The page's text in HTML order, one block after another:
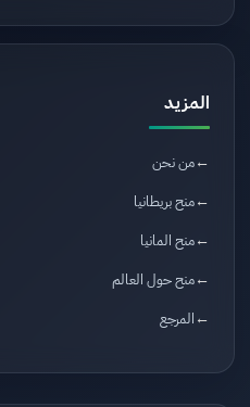
المزيد
من نحن
منح بريطانيا
منح المانيا
منح حول العالم
المرجع